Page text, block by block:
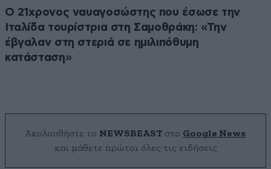
Ο 21χρονος ναυαγοσώστης που έσωσε την
Ιταλίδα τουρίστρια στη Σαμοθράκη: «Την
έβγαλαν στη στεριά σε ημιλιπόθυμη
κατάσταση»
Ακολουθήστε το NEWSBEAST στο Google News
και μάθετε πρώτοι όλες τις ειδήσεις